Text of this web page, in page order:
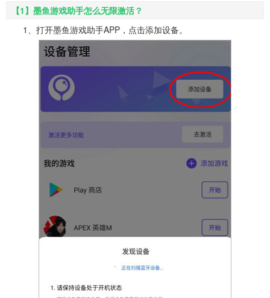
【1】墨鱼游戏助手怎么无限激活？
1、打开墨鱼游戏助手APP，点击添加设备。